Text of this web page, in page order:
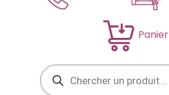
Panier
Recherche
de
produits